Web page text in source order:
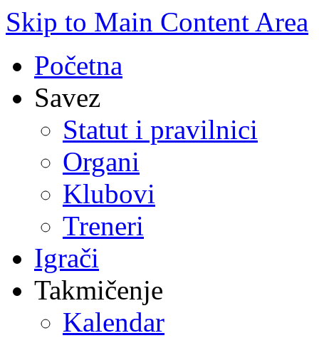
Skip to Main Content Area
Početna
Savez
Statut i pravilnici
Organi
Klubovi
Treneri
Igrači
Takmičenje
Kalendar